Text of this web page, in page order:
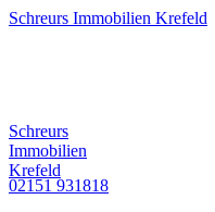
Schreurs Immobilien Krefeld
Schreurs
Immobilien
Krefeld
02151 931818